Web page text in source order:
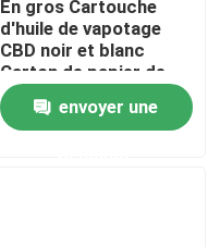
En gros Cartouche
d'huile de vapotage
CBD noir et blanc
Carton de papier de
tiroir Emballage
envoyer une